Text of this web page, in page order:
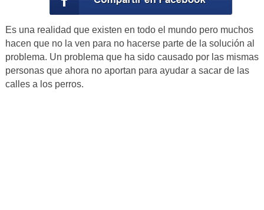
Es una realidad que existen en todo el mundo pero muchos
hacen que no la ven para no hacerse parte de la solución al
problema. Un problema que ha sido causado por las mismas
personas que ahora no aportan para ayudar a sacar de las
calles a los perros.